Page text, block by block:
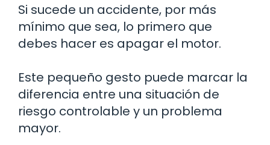
Si sucede un accidente, por más
mínimo que sea, lo primero que
debes hacer es apagar el motor.
Este pequeño gesto puede marcar la
diferencia entre una situación de
riesgo controlable y un problema
mayor.